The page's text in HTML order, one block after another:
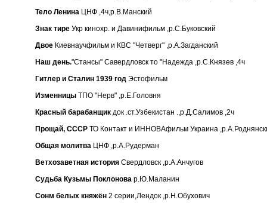
Тело Ленина ЦНФ ,4ч,р.В.Манский
Знак тире Укр кинохр. и Давинифильм ,р.С.Буковский
Двое Киевнаучфильм и КВС "Четверг" ,р.А.Загданский
Наш день."Стансы" Савердловск то "Надежда ,р.С.Князев ,4ч
Гитлер и Сталин 1939 год Эстофильм
Изменницы ТПО "Нерв" ,р.Е.Головня
Красный барабанщик док .ст.Узбекистан .,р.Д.Салимов ,2ч
Прощай, СССР ТО Контакт и ИННОВАфильм Украина
Общая молитва ЦНФ ,р.А.Рудерман
Ветхозаветная история Свердловск ,р.А.Анчугов
Судьба Кузьмы Поклонова р.Ю.Маланин
Сонм белых княжён 2 серии,Лендок ,р.Н.Обухович